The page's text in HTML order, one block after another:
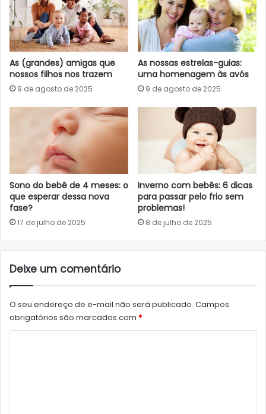
As (grandes) amigas que
nossos filhos nos trazem
9 de agosto de 2025
As nossas estrelas-guias:
uma homenagem às avós
9 de agosto de 2025
Sono do bebê de 4 meses: o
que esperar dessa nova
fase?
17 de julho de 2025
Inverno com bebês: 6 dicas
para passar pelo frio sem
problemas!
8 de julho de 2025
Deixe um comentário
O seu endereço de e-mail não será publicado. Campos
obrigatórios são marcados com *